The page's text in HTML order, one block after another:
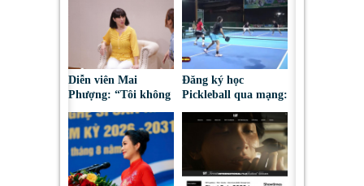
Diễn viên Mai
Phượng: “Tôi không
những gì mình đã
chọn”
Đăng ký học
Pickleball qua mạng:
đoạt tài sản